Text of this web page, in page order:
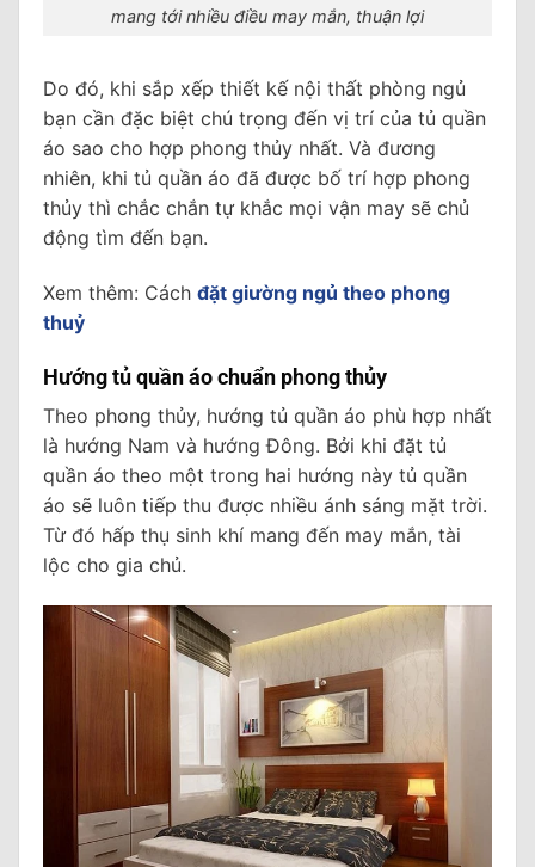
mang tới nhiều điều may mắn, thuận lợi
Do đó, khi sắp xếp thiết kế nội thất phòng ngủ
bạn cần đặc biệt chú trọng đến vị trí của tủ quần
áo sao cho hợp phong thủy nhất. Và đương
nhiên, khi tủ quần áo đã được bố trí hợp phong
thủy thì chắc chắn tự khắc mọi vận may sẽ chủ
động tìm đến bạn.
Xem thêm: Cách đặt giường ngủ theo phong
thuỷ
Hướng tủ quần áo chuẩn phong thủy
Theo phong thủy, hướng tủ quần áo phù hợp nhất
là hướng Nam và hướng Đông. Bởi khi đặt tủ
quần áo theo một trong hai hướng này tủ quần
áo sẽ luôn tiếp thu được nhiều ánh sáng mặt trời.
Từ đó hấp thụ sinh khí mang đến may mắn, tài
lộc cho gia chủ.